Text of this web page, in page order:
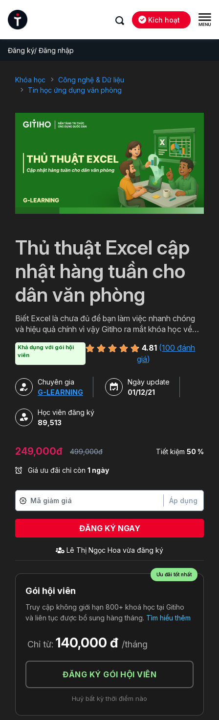
Kích hoạt
Đăng ký/ Đăng nhập
Khóa học
Công nghệ & Dữ liệu
Tin học ứng dụng văn phòng
Thủ thuật Excel cập
nhật hàng tuần cho
dân văn phòng
Biết Excel là chưa đủ để bạn làm việc nhanh chóng
và hiệu quả chính vì vậy Gitiho ra mắt khóa học về
văn phòng sẽ tự tin thao tác về những hàm, công cụ
trong Excel và ứng dụng để giải quyết công việc một
Khả dụng với gói hội
viên
4.81 (100 đánh
giá)
Chuyên gia
G-LEARNING
Ngày update
01/12/21
Học viên đăng ký
89,513
249,000đ 499,000đ Tiết kiệm 50 %
Giá ưu đãi chỉ còn 1 ngày
Áp dụng
ĐĂNG KÝ NGAY
Lê Thị Ngọc Hoa vừa đăng ký
Ưu đãi tốt nhất
Gói hội viên
Truy cập không giới hạn 800+ khoá học tại Gitiho
và liên tục được bổ sung hàng tháng. Tìm hiểu thêm
Chỉ từ: 140,000 đ /tháng
ĐĂNG KÝ GÓI HỘI VIÊN
Huỷ bất kỳ thời điểm nào